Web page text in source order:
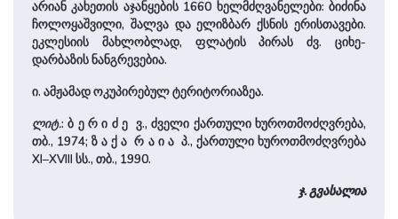
არიან კა­ხე­თის აჯანყების 1660 ხელმძღვანელები: ბიძინა
ჩოლოყა­შვილი, შალვა და ელიზბარ ქსნის ერისთავები.
ეკლესიის მახლობ­ლად, ფლატის პირას ძვ. ციხე-
დარბაზის ნანგრევებია.
ი. ამჟამად ოკუპირებულ ტერიტორიაზეა.
ლიტ.: ბ ე რ ი ძ ე ვ., ძველი ქართული ხუროთმოძღვრება,
თბ., 1974; ზ ა ქ ა ­ რ ა ი ა პ., ქართული ხუროთმოძღვრება
XI–XVIII სს., თბ., 1990.
ჯ. გვასალია